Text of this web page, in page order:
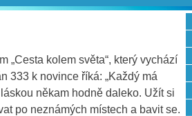
„Cesta kolem světa“, který vychází
333 k novince říká: „Každý má
někam hodně daleko. Užít si
po neznámých místech a bavit se.